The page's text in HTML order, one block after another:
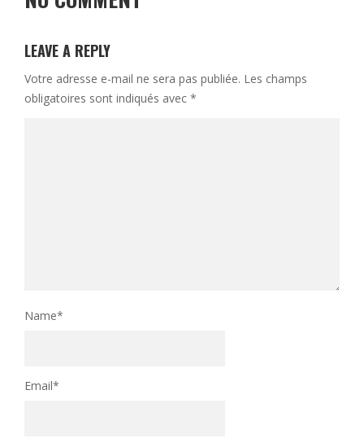
LEAVE A REPLY
Votre adresse e-mail ne sera pas publiée. Les champs
obligatoires sont indiqués avec *
Name*
Email*